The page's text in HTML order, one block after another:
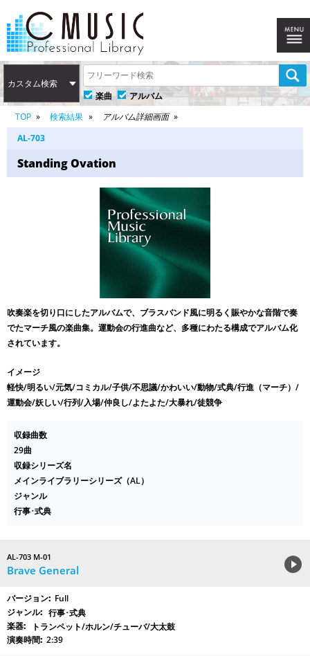
カスタム検索
楽曲
アルバム
TOP
検索結果
アルバム詳細画面
AL-703
Standing Ovation
吹奏楽を切り口にしたアルバムで、ブラスバンド風に明るく賑やかな音階で奏
でたマーチ風の楽曲集。運動会の行進曲など、多種にわたる構成でアルバム化
されています。
イメージ
軽快/明るい/元気/コミカル/子供/不思議/かわいい/動物/式典/行進（マーチ）/
運動会/妖しい/行列/入場/仲良し/よたよた/大暴れ/徒競争
収録曲数
29曲
収録シリーズ名
メインライブラリーシリーズ（AL）
ジャンル
行事･式典
AL-703 M-01
Brave General
Full
行事･式典
トランペット/ホルン/チューバ/大太鼓
2:39